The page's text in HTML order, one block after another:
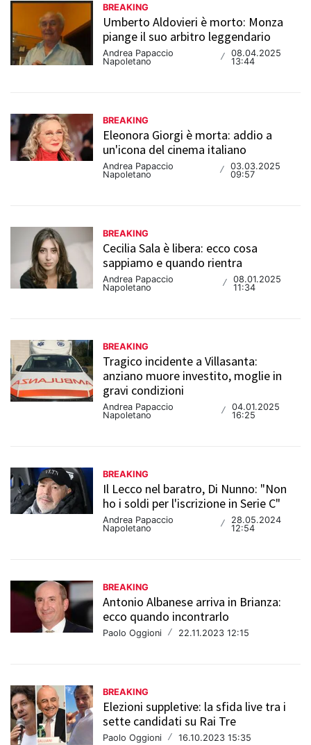
BREAKING
Umberto Aldovieri è morto: Monza
piange il suo arbitro leggendario
Andrea Papaccio
Napoletano
/ 08.04.2025
13:44
BREAKING
Eleonora Giorgi è morta: addio a
un'icona del cinema italiano
Andrea Papaccio
Napoletano
/
03.03.2025
09:57
BREAKING
Cecilia Sala è libera: ecco cosa
sappiamo e quando rientra
Andrea Papaccio
Napoletano
/ 08.01.2025
11:34
BREAKING
Tragico incidente a Villasanta:
anziano muore investito, moglie in
gravi condizioni
Andrea Papaccio
Napoletano
/
04.01.2025
16:25
BREAKING
Il Lecco nel baratro, Di Nunno: "Non
ho i soldi per l'iscrizione in Serie C"
Andrea Papaccio
Napoletano
/
28.05.2024
12:54
BREAKING
Antonio Albanese arriva in Brianza:
ecco quando incontrarlo
Paolo Oggioni / 22.11.2023 12:15
BREAKING
Elezioni suppletive: la sfida live tra i
sette candidati su Rai Tre
Paolo Oggioni / 16.10.2023 15:35